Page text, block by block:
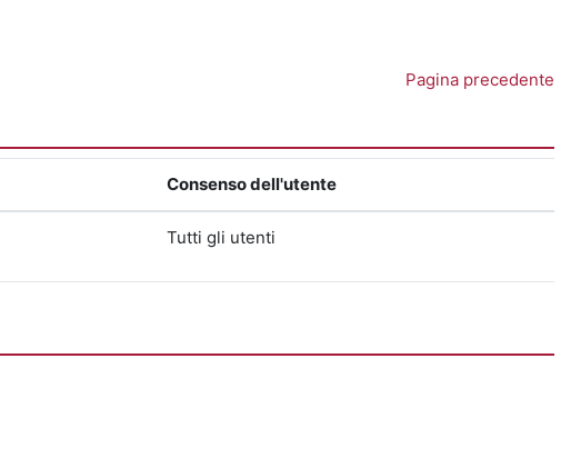
Pagina precedente
Consenso dell'utente
Tutti gli utenti